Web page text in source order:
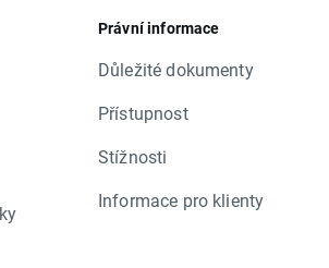
Právní informace
Důležité dokumenty
Přístupnost
Stížnosti
Informace pro klienty